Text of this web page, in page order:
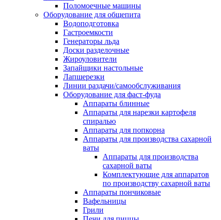
Поломоечные машины
Оборудование для общепита
Водоподготовка
Гастроемкости
Генераторы льда
Доски разделочные
Жироуловители
Запайщики настольные
Лапшерезки
Линии раздачи/самообслуживания
Оборудование для фаст-фуда
Аппараты блинные
Аппараты для нарезки картофеля
спиралью
Аппараты для попкорна
Аппараты для производства сахарной
ваты
Аппараты для производства
сахарной ваты
Комплектующие для аппаратов
по производству сахарной ваты
Аппараты пончиковые
Вафельницы
Грили